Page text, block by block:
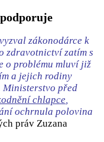
zákonodárce k
zdravotnictví zatím s
o problému mluví již
a jejich rodiny
Ministerstvo před
chlapce,
ochrnula polovina
práv Zuzana